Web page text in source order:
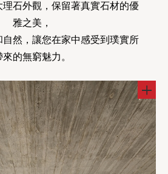
石外觀，保留著真實石材的優
雅之美，
然，讓您在家中感受到璞實所
來的無窮魅力。